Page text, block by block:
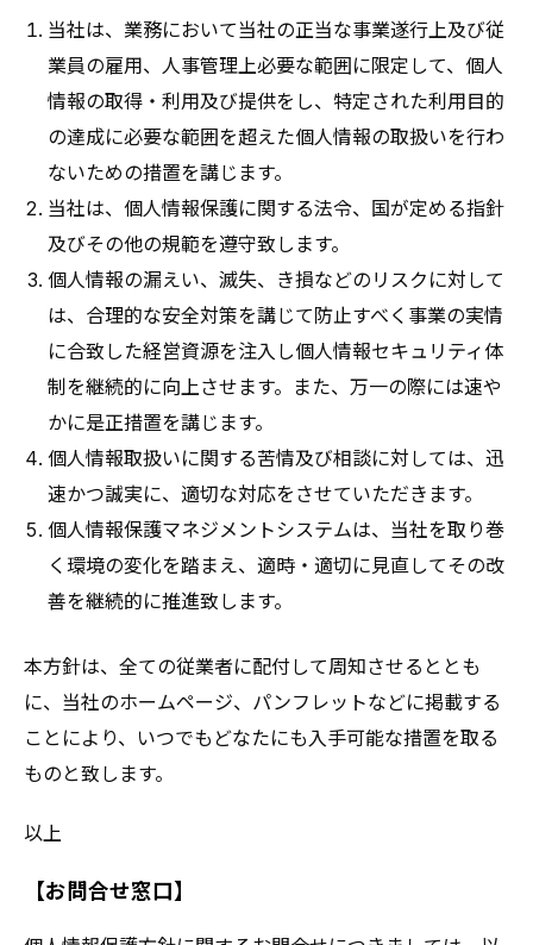
当社は、業務において当社の正当な事業遂行上及び従
業員の雇用、人事管理上必要な範囲に限定して、個人
情報の取得・利用及び提供をし、特定された利用目的
の達成に必要な範囲を超えた個人情報の取扱いを行わ
ないための措置を講じます。
当社は、個人情報保護に関する法令、国が定める指針
及びその他の規範を遵守致します。
個人情報の漏えい、滅失、き損などのリスクに対して
は、合理的な安全対策を講じて防止すべく事業の実情
に合致した経営資源を注入し個人情報セキュリティ体
制を継続的に向上させます。また、万一の際には速や
かに是正措置を講じます。
個人情報取扱いに関する苦情及び相談に対しては、迅
速かつ誠実に、適切な対応をさせていただきます。
個人情報保護マネジメントシステムは、当社を取り巻
く環境の変化を踏まえ、適時・適切に見直してその改
善を継続的に推進致します。
本方針は、全ての従業者に配付して周知させるととも
に、当社のホームページ、パンフレットなどに掲載する
ことにより、いつでもどなたにも入手可能な措置を取る
ものと致します。
以上
【お問合せ窓口】